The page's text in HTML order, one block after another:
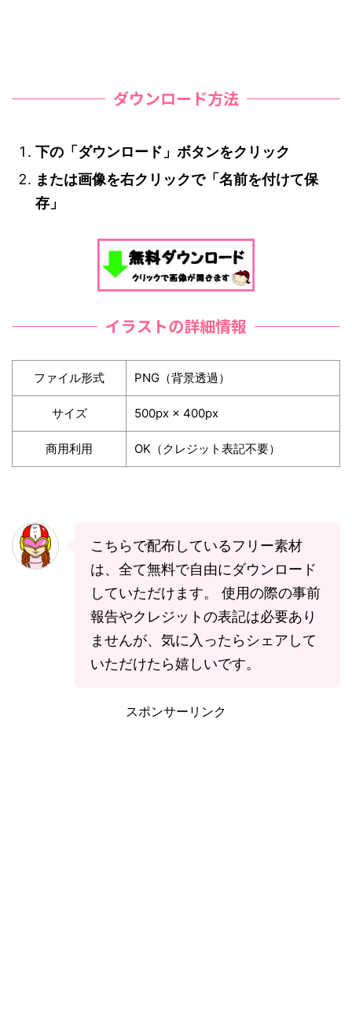
ダウンロード方法
下の「ダウンロード」ボタンをクリック
または画像を右クリックで「名前を付けて保
存」
イラストの詳細情報
ファイル形式 PNG（背景透過）
サイズ 500px × 400px
商用利用 OK（クレジット表記不要）
こちらで配布しているフリー素材
は、全て無料で自由にダウンロード
していただけます。 使用の際の事前
報告やクレジットの表記は必要あり
ませんが、気に入ったらシェアして
いただけたら嬉しいです。
スポンサーリンク